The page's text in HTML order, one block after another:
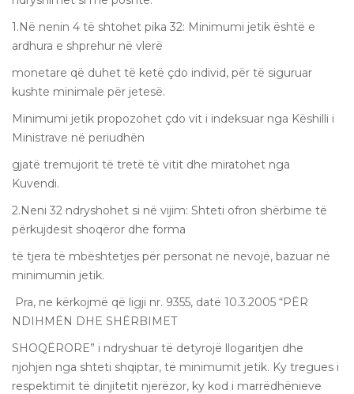
1.Në nenin 4 të shtohet pika 32: Minimumi jetik është e
ardhura e shprehur në vlerë
monetare që duhet të ketë çdo individ, për të siguruar
kushte minimale për jetesë.
Minimumi jetik propozohet çdo vit i indeksuar nga Këshilli i
Ministrave në periudhën
gjatë tremujorit të tretë të vitit dhe miratohet nga
Kuvendi.
2.Neni 32 ndryshohet si në vijim: Shteti ofron shërbime të
përkujdesit shoqëror dhe forma
të tjera të mbështetjes për personat në nevojë, bazuar në
minimumin jetik.
Pra, ne kërkojmë që ligji nr. 9355, datë 10.3.2005 “PËR
NDIHMËN DHE SHËRBIMET
SHOQËRORE” i ndryshuar të detyrojë llogaritjen dhe
njohjen nga shteti shqiptar, të minimumit jetik. Ky tregues i
respektimit të dinjitetit njerëzor, ky kod i marrëdhënieve